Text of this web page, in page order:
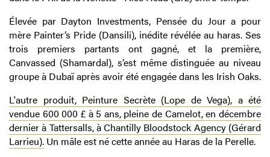
Élevée par Dayton Investments, Pensée du Jour a pour
mère Painter’s Pride (Dansili), inédite révélée au haras. Ses
trois premiers partants ont gagné, et la première,
Canvassed (Shamardal), s’est même distinguée au niveau
groupe à Dubaï après avoir été engagée dans les Irish Oaks.
L'autre produit, Peinture Secrète (Lope de Vega), a été
vendue 600 000 £ à 5 ans, pleine de Camelot, en décembre
dernier à Tattersalls, à Chantilly Bloodstock Agency (Gérard
Larrieu). Un mâle est né cette année au Haras de la Perelle.